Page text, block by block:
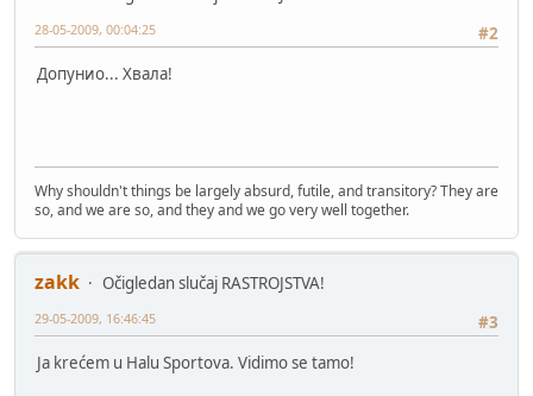
#2
28-05-2009, 00:04:25
Допунио... Хвала!
Why shouldn't things be largely absurd, futile, and transitory? They are
so, and we are so, and they and we go very well together.
zakk
Očigledan slučaj RASTROJSTVA!
#3
29-05-2009, 16:46:45
Ja krećem u Halu Sportova. Vidimo se tamo!